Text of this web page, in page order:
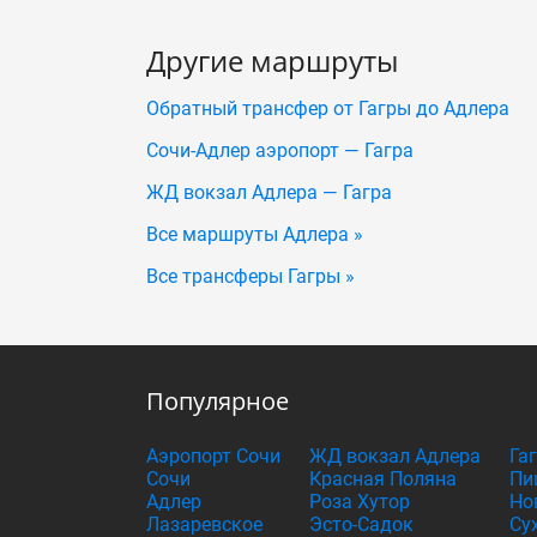
Другие маршруты
Обратный трансфер от Гагры до Адлера
Сочи-Адлер аэропорт — Гагра
ЖД вокзал Адлера — Гагра
Все маршруты Адлера »
Все трансферы Гагры »
Популярное
Аэропорт Сочи
Сочи
Адлер
Лазаревское
ЖД вокзал Адлера
Красная Поляна
Роза Хутор
Эсто-Садок